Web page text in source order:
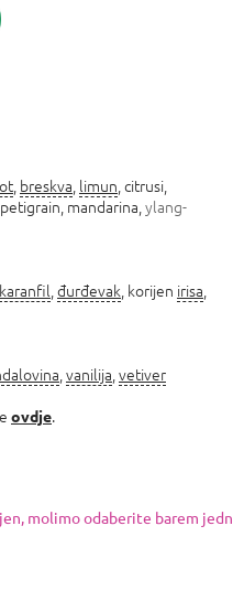
breskva limun , citrusi,
, petigrain, mandarina, ylang-
karanfil đurđevak , korijen irisa
vanilija vetiver
ovdje.
molimo odaberite barem